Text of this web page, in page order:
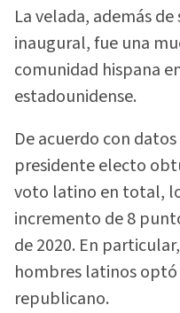
La velada, además
inaugural, fue una
comunidad hispana
estadounidense.
De acuerdo con
presidente electo
voto latino en total,
incremento de 8
de 2020. En
hombres latinos
republicano.